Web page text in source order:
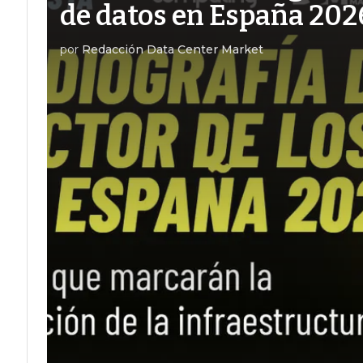
de datos en España
por Redacción Data Center Market